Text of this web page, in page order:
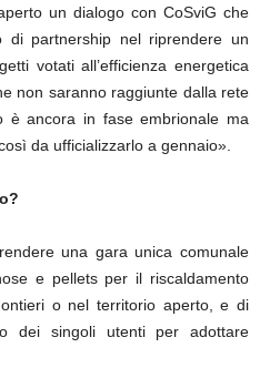
un dialogo con CoSviG che
di partnership nel riprendere un
votati all’efficienza energetica
non saranno raggiunte dalla rete
è ancora in fase embrionale ma
da ufficializzarlo a gennaio».
una gara unica comunale
e pellets per il riscaldamento
o nel territorio aperto, e di
dei singoli utenti per adottare